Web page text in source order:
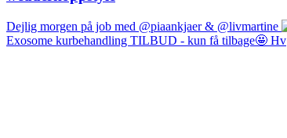
Dejlig morgen på job med @piaankjaer & @livmartine
Exosome kurbehandling TILBUD - kun få tilbage🤩 Hv